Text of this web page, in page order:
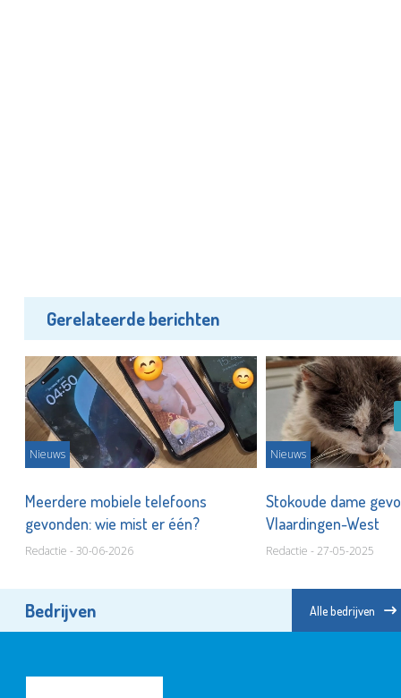
Gerelateerde berichten
Nieuws
Meerdere mobiele telefoons
gevonden: wie mist er één?
Redactie - 30-06-2026
Nieuws
Stokoude dame
Vlaardingen-West
Redactie - 27-05-2025
Bedrijven Alle bedrijven